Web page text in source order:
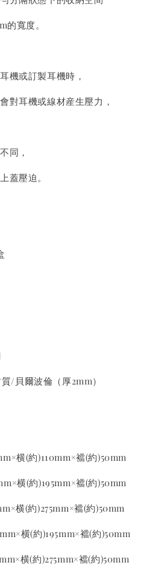
的寬度。
機或訂製耳機時，
對耳機或線材産生壓力，
同，
蓋壓迫。
/貝爾波倫（厚2mm）
横(約)110mm×襠(約)50mm
横(約)195mm×襠(約)50mm
横(約)275mm×襠(約)50mm
横(約)195mm×襠(約)50mm
横(約)275mm×襠(約)50mm